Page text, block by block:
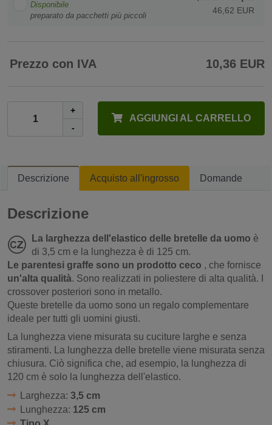
Disponibile
preparato da pacchetti più piccoli
46,62 EUR
Prezzo con IVA 10,36 EUR
+
-
AGGIUNGI AL CARRELLO
Descrizione Acquisto all'ingrosso Domande
Descrizione
La larghezza dell'elastico delle bretelle da uomo è
di 3,5 cm e la lunghezza è di 125 cm.
Le parentesi graffe sono un prodotto ceco , che fornisce
un'alta qualità. Sono realizzati in poliestere di alta qualità. I
crossover posteriori sono in metallo.
Queste bretelle da uomo sono un regalo complementare
ideale per tutti gli uomini giusti.
La lunghezza viene misurata su cuciture larghe e senza
stiramenti. La lunghezza delle bretelle viene misurata senza
chiusura. Ciò significa che, ad esempio, la lunghezza di
120 cm è solo la lunghezza dell'elastico.
Larghezza: 3,5 cm
Lunghezza: 125 cm